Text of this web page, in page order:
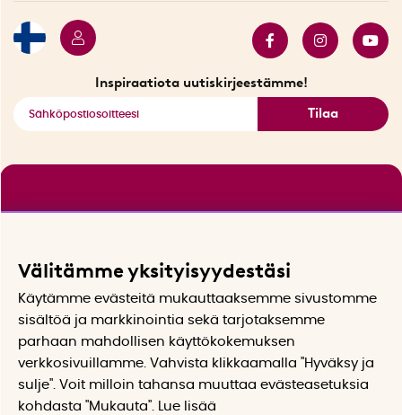
Inspiraatiota uutiskirjeestämme!
Tilaa
Välitämme yksityisyydestäsi
Käytämme evästeitä mukauttaaksemme sivustomme
sisältöä ja markkinointia sekä tarjotaksemme
parhaan mahdollisen käyttökokemuksen
verkkosivuillamme. Vahvista klikkaamalla "Hyväksy ja
sulje". Voit milloin tahansa muuttaa evästeasetuksia
kohdasta "Mukauta". Lue lisää